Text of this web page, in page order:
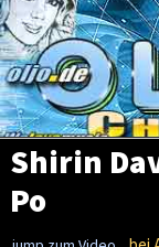
Shirin
Po